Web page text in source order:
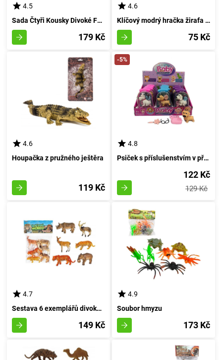
4.5
Sada Čtyři Kousky Divoké Fauny
179 Kč
4.6
Klíčový modrý hračka žirafa s barvami
75 Kč
4.6
Houpačka z pružného ještěra
119 Kč
-5%
4.8
Psiček s příslušenstvím v přenosném pouzdře - purpurový
122 Kč
129 Kč
4.7
Sestava 6 exemplářů divoké fauny
149 Kč
4.9
Soubor hmyzu
173 Kč